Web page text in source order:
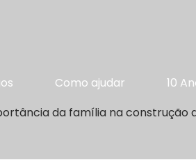
Como ajudar 10
da família na construção